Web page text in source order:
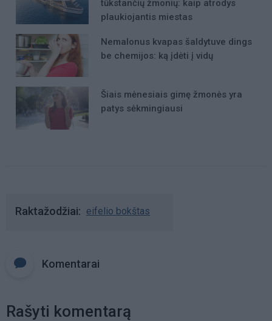
tūkstančių žmonių: kaip atrodys
plaukiojantis miestas
Nemalonus kvapas šaldytuve dings
be chemijos: ką įdėti į vidų
Šiais mėnesiais gimę žmonės yra
patys sėkmingiausi
Raktažodžiai eifelio bokštas
Komentarai
Rašyti komentarą